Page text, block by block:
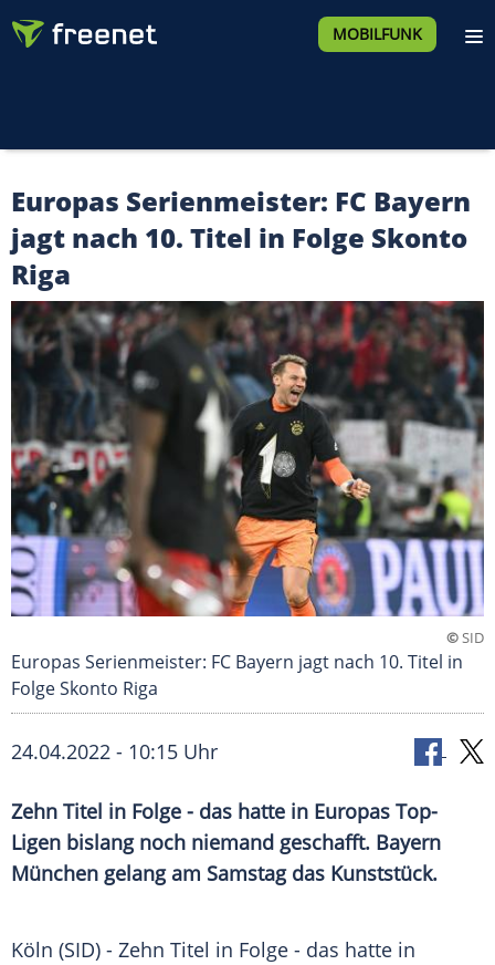
MOBILFUNK
Europas Serienmeister: FC Bayern
jagt nach 10. Titel in Folge Skonto
Riga
©SID
Europas Serienmeister: FC Bayern jagt nach 10. Titel in
Folge Skonto Riga
24.04.2022 - 10:15 Uhr
Zehn Titel in Folge - das hatte in Europas Top-
Ligen bislang noch niemand geschafft. Bayern
München gelang am Samstag das Kunststück.
Köln (SID) - Zehn Titel in Folge - das hatte in